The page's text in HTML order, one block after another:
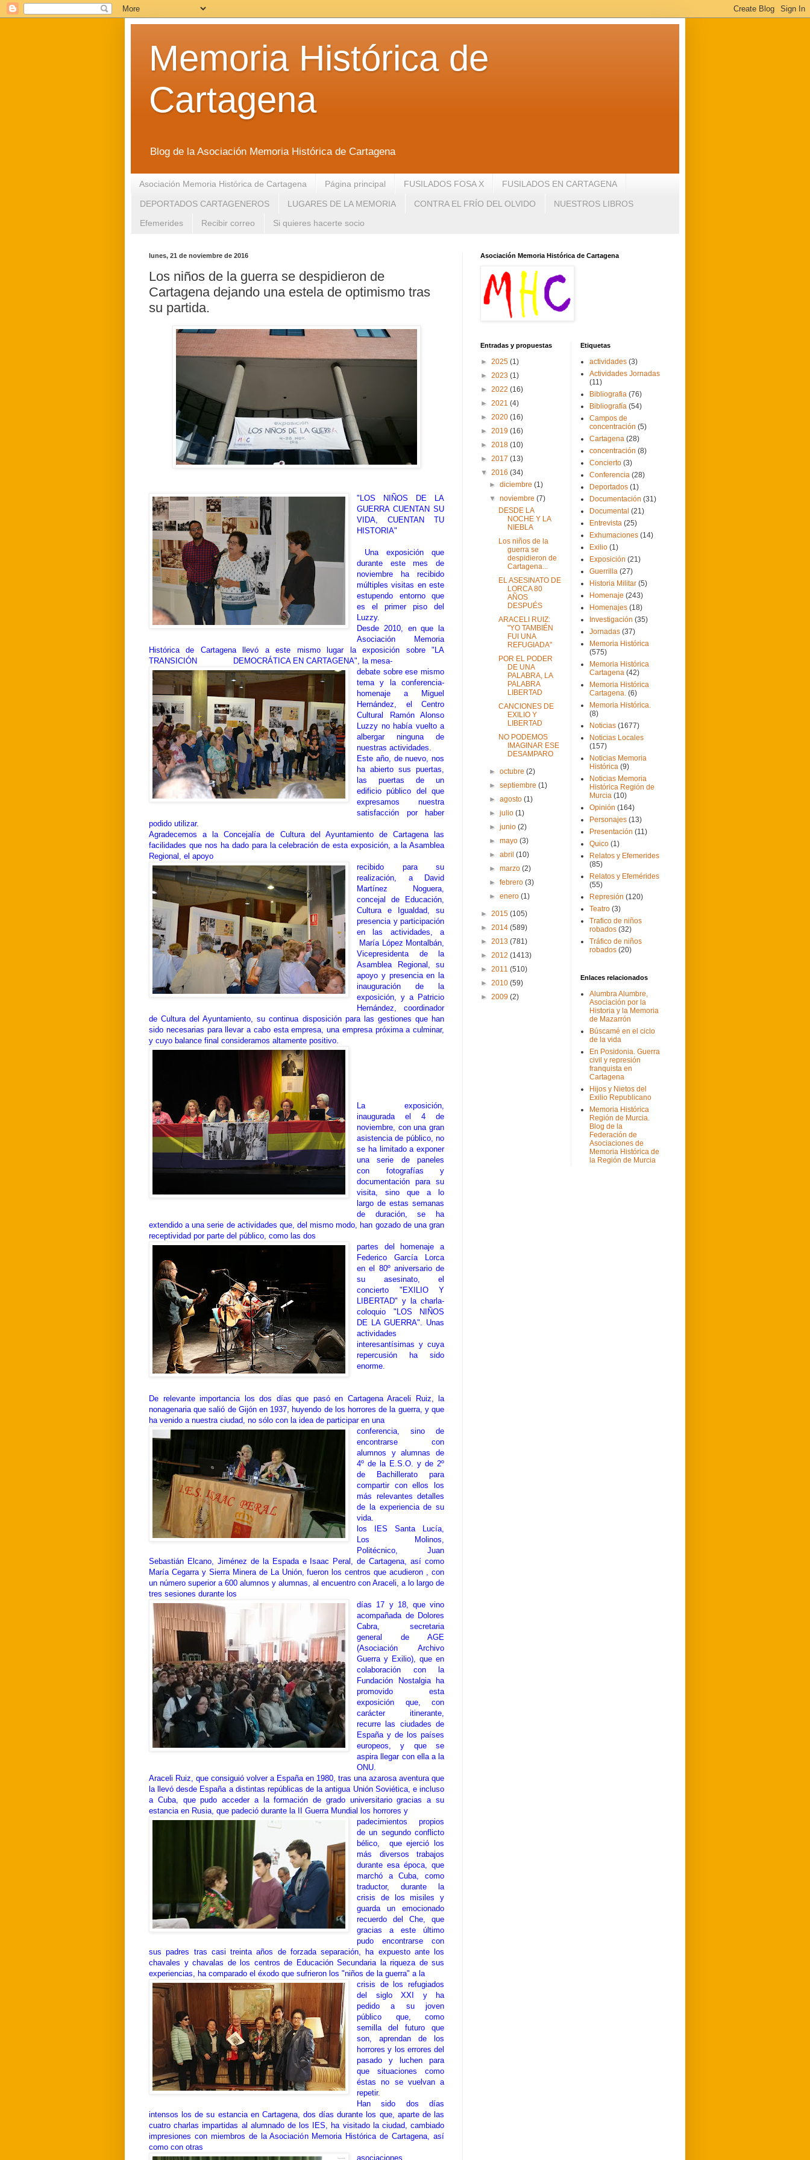
Memoria Histórica de
Cartagena
Blog de la Asociación Memoria Histórica de Cartagena
Asociación Memoria Histórica de Cartagena Página principal FUSILADOS FOSA X FUSILADOS EN CARTAGENA
DEPORTADOS CARTAGENEROS LUGARES DE LA MEMORIA CONTRA EL FRÍO DEL OLVIDO NUESTROS LIBROS
Efemerides Recibir correo Si quieres hacerte socio
lunes, 21 de noviembre de 2016
Los niños de la guerra se despidieron de
Cartagena dejando una estela de optimismo tras
su partida.
"LOS NIÑOS DE LA
GUERRA CUENTAN SU
VIDA, CUENTAN TU
HISTORIA"
Una exposición que
durante este mes de
noviembre ha recibido
múltiples visitas en este
estupendo entorno que
es el primer piso del
Luzzy.
Desde 2010, en que la
Asociación Memoria
Histórica de Cartagena llevó a este mismo lugar la exposición sobre "LA
TRANSICIÓN DEMOCRÁTICA EN CARTAGENA", la mesa-
debate sobre ese mismo
tema y la conferencia-
homenaje a Miguel
Hernández, el Centro
Cultural Ramón Alonso
Luzzy no había vuelto a
albergar ninguna de
nuestras actividades.
Este año, de nuevo, nos
ha abierto sus puertas,
las puertas de un
edificio público del que
expresamos nuestra
satisfacción por haber
podido utilizar.
Agradecemos a la Concejalía de Cultura del Ayuntamiento de Cartagena las
facilidades que nos ha dado para la celebración de esta exposición, a la Asamblea
Regional, el apoyo
recibido para su
realización, a David
Martínez Noguera,
concejal de Educación,
Cultura e Igualdad, su
presencia y participación
en las actividades, a
María López Montalbán,
Vicepresidenta de la
Asamblea Regional, su
apoyo y presencia en la
inauguración de la
exposición, y a Patricio
Hernández, coordinador
de Cultura del Ayuntamiento, su continua disposición para las gestiones que han
sido necesarias para llevar a cabo esta empresa, una empresa próxima a culminar,
y cuyo balance final consideramos altamente positivo.
La exposición,
inaugurada el 4 de
noviembre, con una gran
asistencia de público, no
se ha limitado a exponer
una serie de paneles
con fotografías y
documentación para su
visita, sino que a lo
largo de estas semanas
de duración, se ha
extendido a una serie de actividades que, del mismo modo, han gozado de una gran
receptividad por parte del público, como las dos
partes del homenaje a
Federico García Lorca
en el 80º aniversario de
su asesinato, el
concierto "EXILIO Y
LIBERTAD" y la charla-
coloquio "LOS NIÑOS
DE LA GUERRA". Unas
actividades
interesantísimas y cuya
repercusión ha sido
enorme.
De relevante importancia los dos días que pasó en Cartagena Araceli Ruiz, la
nonagenaria que salió de Gijón en 1937, huyendo de los horrores de la guerra, y que
ha venido a nuestra ciudad, no sólo con la idea de participar en una
conferencia, sino de
encontrarse con
alumnos y alumnas de
4º de la E.S.O. y de 2º
de Bachillerato para
compartir con ellos los
más relevantes detalles
de la experiencia de su
vida.
los IES Santa Lucía,
Los Molinos,
Politécnico, Juan
Sebastián Elcano, Jiménez de la Espada e Isaac Peral, de Cartagena, así como
María Cegarra y Sierra Minera de La Unión, fueron los centros que acudieron , con
un número superior a 600 alumnos y alumnas, al encuentro con Araceli, a lo largo de
tres sesiones durante los
días 17 y 18, que vino
acompañada de Dolores
Cabra, secretaria
general de AGE
(Asociación Archivo
Guerra y Exilio), que en
colaboración con la
Fundación Nostalgia ha
promovido esta
exposición que, con
carácter itinerante,
recurre las ciudades de
España y de los países
europeos, y que se
aspira llegar con ella a la
ONU.
Araceli Ruiz, que consiguió volver a España en 1980, tras una azarosa aventura que
la llevó desde España a distintas repúblicas de la antigua Unión Soviética, e incluso
a Cuba, que pudo acceder a la formación de grado universitario gracias a su
estancia en Rusia, que padeció durante la II Guerra Mundial los horrores y
padecimientos propios
de un segundo conflicto
bélico, que ejerció los
más diversos trabajos
durante esa época, que
marchó a Cuba, como
traductor, durante la
crisis de los misiles y
guarda un emocionado
recuerdo del Che, que
gracias a este último
pudo encontrarse con
sus padres tras casi treinta años de forzada separación, ha expuesto ante los
chavales y chavalas de los centros de Educación Secundaria la riqueza de sus
experiencias, ha comparado el éxodo que sufrieron los "niños de la guerra" a la
crisis de los refugiados
del siglo XXI y ha
pedido a su joven
público que, como
semilla del futuro que
son, aprendan de los
horrores y los errores del
pasado y luchen para
que situaciones como
éstas no se vuelvan a
repetir.
Han sido dos días
intensos los de su estancia en Cartagena, dos días durante los que, aparte de las
cuatro charlas impartidas al alumnado de los IES, ha visitado la ciudad, cambiado
impresiones con miembros de la Asociación Memoria Histórica de Cartagena, así
como con otras
asociaciones
Asociación Memoria Histórica de Cartagena
Entradas y propuestas
► 2025 (1)
► 2023 (1)
► 2022 (16)
► 2021 (4)
► 2020 (16)
► 2019 (16)
► 2018 (10)
► 2017 (13)
▼ 2016 (34)
►diciembre(1)
▼noviembre(7)
DESDE LA
NOCHE Y LA
NIEBLA
Los niños de la
guerra se
despidieron de
Cartagena...
EL ASESINATO DE
LORCA 80
AÑOS
DESPUÉS
ARACELI RUIZ:
"YO TAMBIÉN
FUI UNA
REFUGIADA"
POR EL PODER
DE UNA
PALABRA, LA
PALABRA
LIBERTAD
CANCIONES DE
EXILIO Y
LIBERTAD
NO PODEMOS
IMAGINAR ESE
DESAMPARO
►octubre(2)
►septiembre(1)
►agosto(1)
►julio(1)
►junio(2)
►mayo(3)
►abril(10)
►marzo(2)
►febrero(3)
►enero(1)
► 2015 (105)
► 2014 (589)
► 2013 (781)
► 2012 (1413)
► 2011 (510)
► 2010 (59)
► 2009 (2)
Etiquetas
actividades (3)
Actividades Jornadas
(11)
Bibliografia (76)
Bibliografía (54)
Campos de
concentración (5)
Cartagena (28)
concentración (8)
Concierto (3)
Conferencia (28)
Deportados (1)
Documentación (31)
Documental (21)
Entrevista (25)
Exhumaciones (14)
Exilio (1)
Exposición (21)
Guerrilla (27)
Historia Militar (5)
Homenaje (243)
Homenajes (18)
Investigación (35)
Jornadas (37)
Memoria Histórica
(575)
Memoria Histórica
Cartagena (42)
Memoria Histórica
Cartagena. (6)
Memoria Histórica.
(8)
Noticias (1677)
Noticias Locales
(157)
Noticias Memoria
Histórica (9)
Noticias Memoria
Histórica Región de
Murcia (10)
Opinión (164)
Personajes (13)
Presentación (11)
Quico (1)
Relatos y Efemerides
(85)
Relatos y Efemérides
(55)
Represión (120)
Teatro (3)
Trafico de niños
robados (32)
Tráfico de niños
robados (20)
Enlaces relacionados
Alumbra Alumbre,
Asociación por la
Historia y la Memoria
de Mazarrón
Búscamé en el ciclo
de la vida
En Posidonia. Guerra
civil y represión
franquista en
Cartagena
Hijos y Nietos del
Exilio Republicano
Memoria Histórica
Región de Murcia.
Blog de la
Federación de
Asociaciones de
Memoria Histórica de
la Región de Murcia